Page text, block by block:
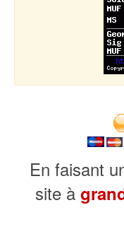
En faisant
site à